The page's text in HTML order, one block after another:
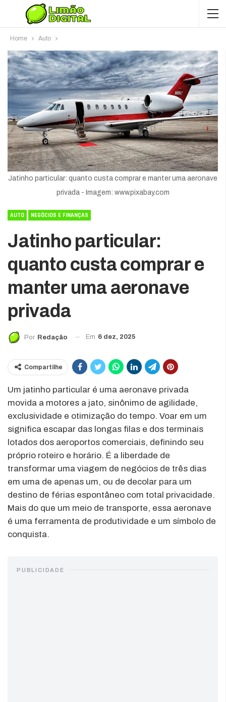
Home Auto
Jatinho particular: quanto custa comprar e manter uma aeronave
privada - Imagem: www.pixabay.com
AUTO NEGÓCIOS E FINANÇAS
Jatinho particular:
quanto custa comprar e
manter uma aeronave
privada
Por Redação Em 6 dez, 2025
Compartilhe
Um jatinho particular é uma aeronave privada
movida a motores a jato, sinônimo de agilidade,
exclusividade e otimização do tempo. Voar em um
significa escapar das longas filas e dos terminais
lotados dos aeroportos comerciais, definindo seu
próprio roteiro e horário. É a liberdade de
transformar uma viagem de negócios de três dias
em uma de apenas um, ou de decolar para um
destino de férias espontâneo com total privacidade.
Mais do que um meio de transporte, essa aeronave
é uma ferramenta de produtividade e um símbolo de
conquista.
PUBLICIDADE